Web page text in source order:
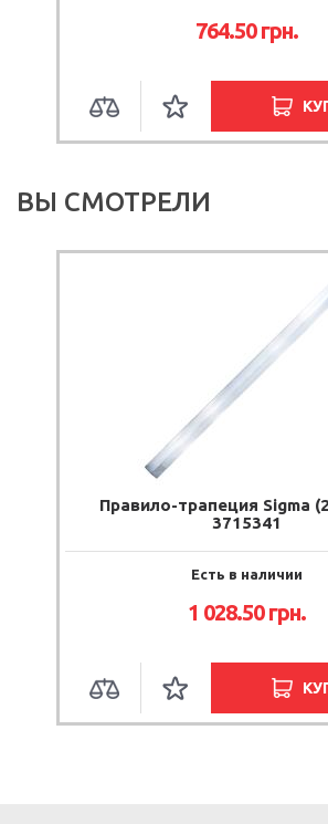
764.50грн.
ВЫ СМОТРЕЛИ
Правило-трапеция Sigma
3715341
Есть в наличии
1 028.50грн.